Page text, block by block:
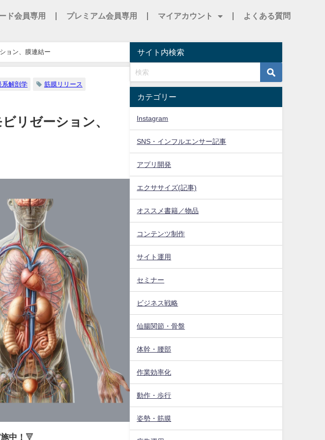
ド会員専用 プレミアム会員専用 マイアカウント よくある質問
ョン、膜連結ー
系解剖学 筋膜リリース
リゼーション、
中！ 🔻
サイト内検索
カテゴリー
Instagram
SNS・インフルエンサー記事
アプリ開発
エクササイズ(記事)
オススメ書籍／物品
コンテンツ制作
サイト運用
セミナー
ビジネス戦略
仙腸関節・骨盤
体幹・腰部
作業効率化
動作・歩行
姿勢・筋膜